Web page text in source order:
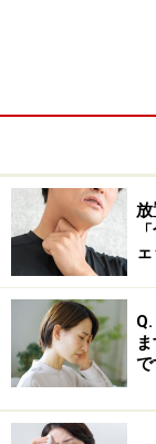
急性呼吸器感染
いるものとし
ナウイルス、
サ球菌咽頭炎
しかし、全国と
告数は、2026
47.59に対し福
数）です。実は
す新興感染症
放
で